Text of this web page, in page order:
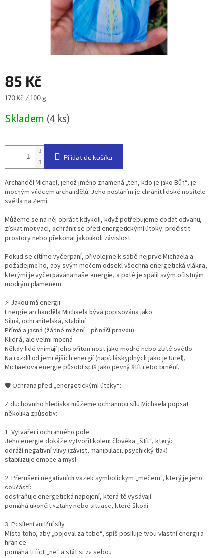
85 Kč
Měrná
170 Kč / 100 g
Skladem (4 ks)
Přidat do košíku
Archanděl Michael, jehož jméno znamená „ten, kdo je jako Bůh“, je
mocným vůdcem archandělů. Jeho posláním je chránit lidské nositele
světla na Zemi.
Můžeme se na něj obrátit kdykoli, když potřebujeme dodat odvahu,
získat motivaci, ochránit se před energetickými útoky, pročistit
prostory nebo překonat jakoukoli závislost.
Pokud se cítíme vyčerpaní, přivolejme k sobě nejprve Michaela a
požádejme ho, aby svým mečem odsekl všechna energetická vlákna,
kterými je vyčerpávána naše energie, a poté je spálil svým očistným
modrým plamenem.
⚡ Jakou má energii
Energie archanděla Michaela bývá popisována jako:
Silná, ochranitelská, stabilní
Přímá a jasná (žádné mlžení – přináší pravdu)
Klidná, ale velmi mocná
Někdy lidé vnímají jeho přítomnost jako modré nebo zlaté světlo
Na rozdíl od jemnějších energií (např. láskyplných jako je Uriel),
Michaelova energie působí spíš jako pevný štít nebo brnění.
🛡️ Ochrana před „energetickými útoky“:
Z duchovního hlediska můžeme ochrannou sílu Michaela popsat
několika způsoby:
1. Vytváření ochranného pole
Jeho energie dokáže vytvořit kolem člověka „štít“, který:
odráží negativní vlivy (závist, manipulaci, psychický tlak)
stabilizuje emoce a mysl
2. Přerušení negativních vazeb symbolickým „mečem“, který je jeho
součástí:
odstraňuje energetická napojení, která tě vysávají
pomáhá ukončit vztahy nebo situace, které škodí
3. Posílení vnitřní síly
Místo toho, aby „bojoval za tebe“, spíš posiluje tvou vlastní energii a
hranice
pomáhá ti říct „ne“ a stát si za sebou